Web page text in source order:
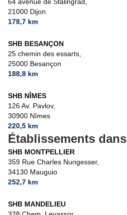
21000 Dijon
178,7 km
SHB BESANÇON
25 chemin des essarts,
25000 Besançon
188,8 km
SHB NÎMES
126 Av. Pavlov,
30900 Nîmes
220,5 km
Établissements
SHB MONTPELLIER
359 Rue Charles Nungesser,
34130 Mauguio
252,7 km
SHB MANDELIEU